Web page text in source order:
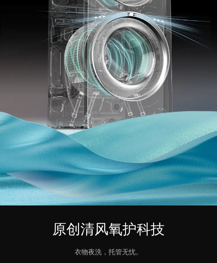
原创清风氧护科技
衣物夜洗，托管无忧。